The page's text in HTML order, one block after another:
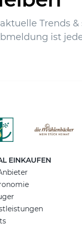
Trends &
ist
EINKAUFEN